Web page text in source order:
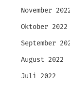
November
Oktober 2022
September
August 2022
Juli 2022